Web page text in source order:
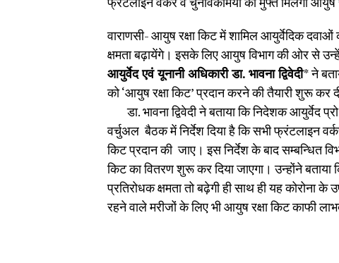
वाराणसी- आयुष रक्षा किट में शामिल आयुर्वेदिक
क्षमता बढ़ायेंगे। इसके लिए आयुष विभाग की ओर से
आयुर्वेद एवं यूनानी अधिकारी डा. भावना द्विवेदी* ने
को ‘आयुष रक्षा किट’ प्रदान करने की तैयारी शुरू कर
डा. भावना द्विवेदी ने बताया कि निदेशक आयुर्वेद
वर्चुअल बैठक में निर्देश दिया है कि सभी फ्रंटलाइन
किट प्रदान की जाए। इस निर्देश के बाद सम्बन्धित
किट का वितरण शुरू कर दिया जाएगा। उन्होंने
प्रतिरोधक क्षमता तो बढ़ेगी ही साथ ही यह कोरोना
रहने वाले मरीजों के लिए भी आयुष रक्षा किट काफी